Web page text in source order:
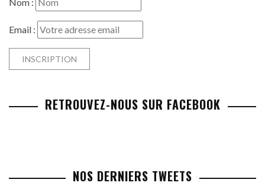
Email :
RETROUVEZ-NOUS SUR FACEBOOK
NOS DERNIERS TWEETS